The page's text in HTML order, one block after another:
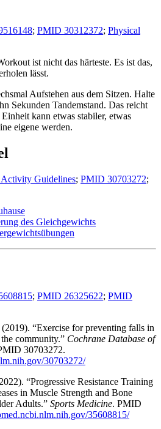
; PMID 30312372; Physical
ist nicht das härteste. Es ist das,
lässt.
Aufstehen aus dem Sitzen. Halte
Sekunden Tandemstand. Das reicht
kann etwas stabiler, etwas
eigene werden.
Guidelines; PMID 30703272;
des Gleichgewichts
; PMID 26325622; PMID
“Exercise for preventing falls in
community.” Cochrane Database of
30703272.
30703272/
“Progressive Resistance Training
in Muscle Strength and Bone
Adults.” Sports Medicine. PMID
35608815/